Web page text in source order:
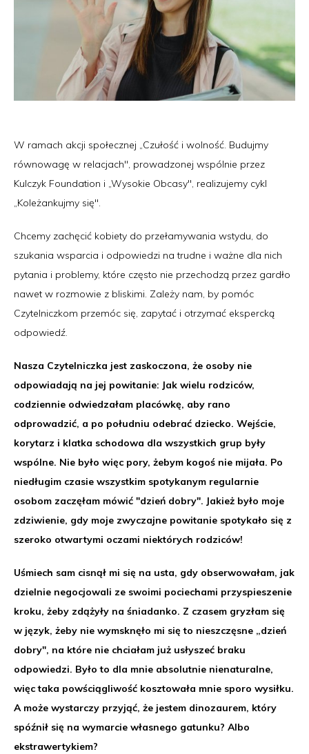
W ramach akcji społecznej „Czułość i wolność. Budujmy
równowagę w relacjach", prowadzonej wspólnie przez
Kulczyk Foundation i „Wysokie Obcasy", realizujemy cykl
„Koleżankujmy się".
Chcemy zachęcić kobiety do przełamywania wstydu, do
szukania wsparcia i odpowiedzi na trudne i ważne dla nich
pytania i problemy, które często nie przechodzą przez gardło
nawet w rozmowie z bliskimi. Zależy nam, by pomóc
Czytelniczkom przemóc się, zapytać i otrzymać ekspercką
odpowiedź.
Nasza Czytelniczka jest zaskoczona, że osoby nie
odpowiadają na jej powitanie: Jak wielu rodziców,
codziennie odwiedzałam placówkę, aby rano
odprowadzić, a po południu odebrać dziecko. Wejście,
korytarz i klatka schodowa dla wszystkich grup były
wspólne. Nie było więc pory, żebym kogoś nie mijała. Po
niedługim czasie wszystkim spotykanym regularnie
osobom zaczęłam mówić "dzień dobry". Jakież było moje
zdziwienie, gdy moje zwyczajne powitanie spotykało się z
szeroko otwartymi oczami niektórych rodziców!
Uśmiech sam cisnął mi się na usta, gdy obserwowałam, jak
dzielnie negocjowali ze swoimi pociechami przyspieszenie
kroku, żeby zdążyły na śniadanko. Z czasem gryzłam się
w język, żeby nie wymsknęło mi się to nieszczęsne „dzień
dobry", na które nie chciałam już usłyszeć braku
odpowiedzi. Było to dla mnie absolutnie nienaturalne,
więc taka powściągliwość kosztowała mnie sporo wysiłku.
A może wystarczy przyjąć, że jestem dinozaurem, który
spóźnił się na wymarcie własnego gatunku? Albo
ekstrawertykiem?